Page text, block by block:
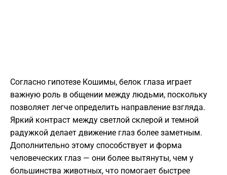
Согласно гипотезе Кошимы, белок глаза играет
важную роль в общении между людьми, поскольку
позволяет легче определить направление взгляда.
Яркий контраст между светлой склерой и темной
радужкой делает движение глаз более заметным.
Дополнительно этому способствует и форма
человеческих глаз — они более вытянуты, чем у
большинства животных, что помогает быстрее